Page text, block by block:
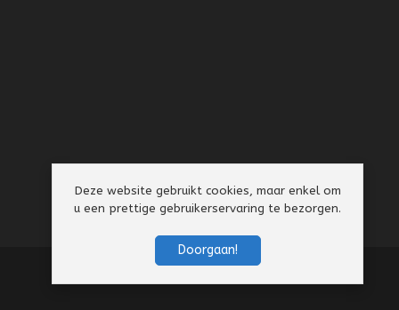
Deze website gebruikt cookies, maar enkel om
u een prettige gebruikerservaring te bezorgen.
Doorgaan!